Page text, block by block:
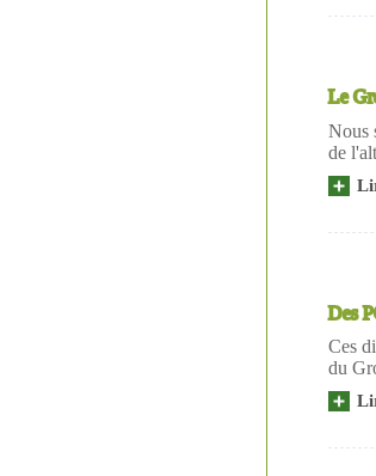
:
!
Le
Nous
de
Le
de
!
Des
Ces
du